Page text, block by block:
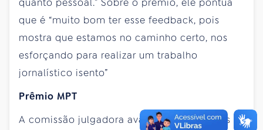
que é “muito bom ter esse feedback, pois
mostra que estamos no caminho certo, nos
esforçando para realizar um trabalho
jornalístico isento”
Prêmio MPT
A comissão julgadora avaliou 542 trabalhos